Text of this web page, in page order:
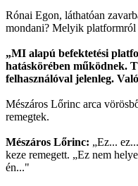
Rónai Egon, láthatóan
mondani? Melyik platformról
„MI alapú befektetési
hatáskörében működnek.
felhasználóval jelenleg.
Mészáros Lőrinc arca
remegtek.
Mészáros Lőrinc: „Ez...
keze remegett. „Ez nem
én..."